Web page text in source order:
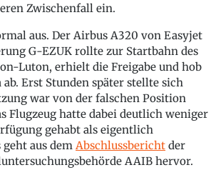
Zwischenfall ein.
aus. Der Airbus A320 von Easyjet
G-EZUK rollte zur Startbahn des
Luton, erhielt die Freigabe und hob
Erst Stunden später stellte sich
war von der falschen Position
Flugzeug hatte dabei deutlich weniger
gehabt als eigentlich
aus dem Abschlussbericht der
AAIB hervor.